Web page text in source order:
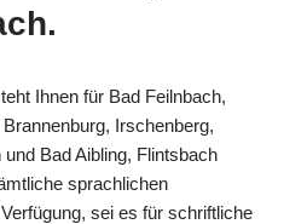
Ihnen für Bad Feilnbach,
Irschenberg,
Bad Aibling, Flintsbach
sprachlichen
sei es für schriftliche